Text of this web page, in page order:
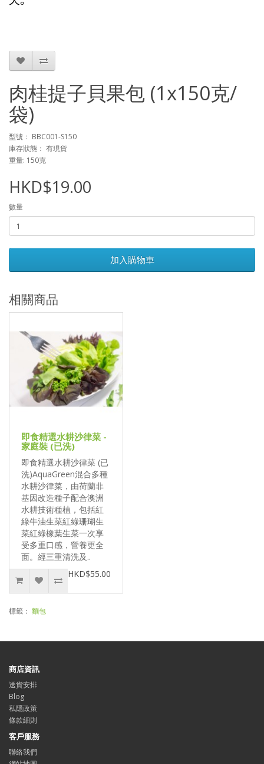
肉桂提子貝果包 (1x150克/
袋)
型號： BBC001-S150
庫存狀態： 有現貨
重量: 150克
HKD$19.00
數量
加入購物車
相關商品
即食精選水耕沙律菜 -
家庭裝 (已洗)
即食精選水耕沙律菜 (已
洗)AquaGreen混合多種
水耕沙律菜，由荷蘭非
基因改造種子配合澳洲
水耕技術種植，包括紅
綠牛油生菜紅綠珊瑚生
菜紅綠橡葉生菜一次享
受多重口感，營養更全
面。經三重清洗及..
HKD$55.00
標籤： 麵包
商店資訊
送貨安排
Blog
私隱政策
條款細則
客戶服務
聯絡我們